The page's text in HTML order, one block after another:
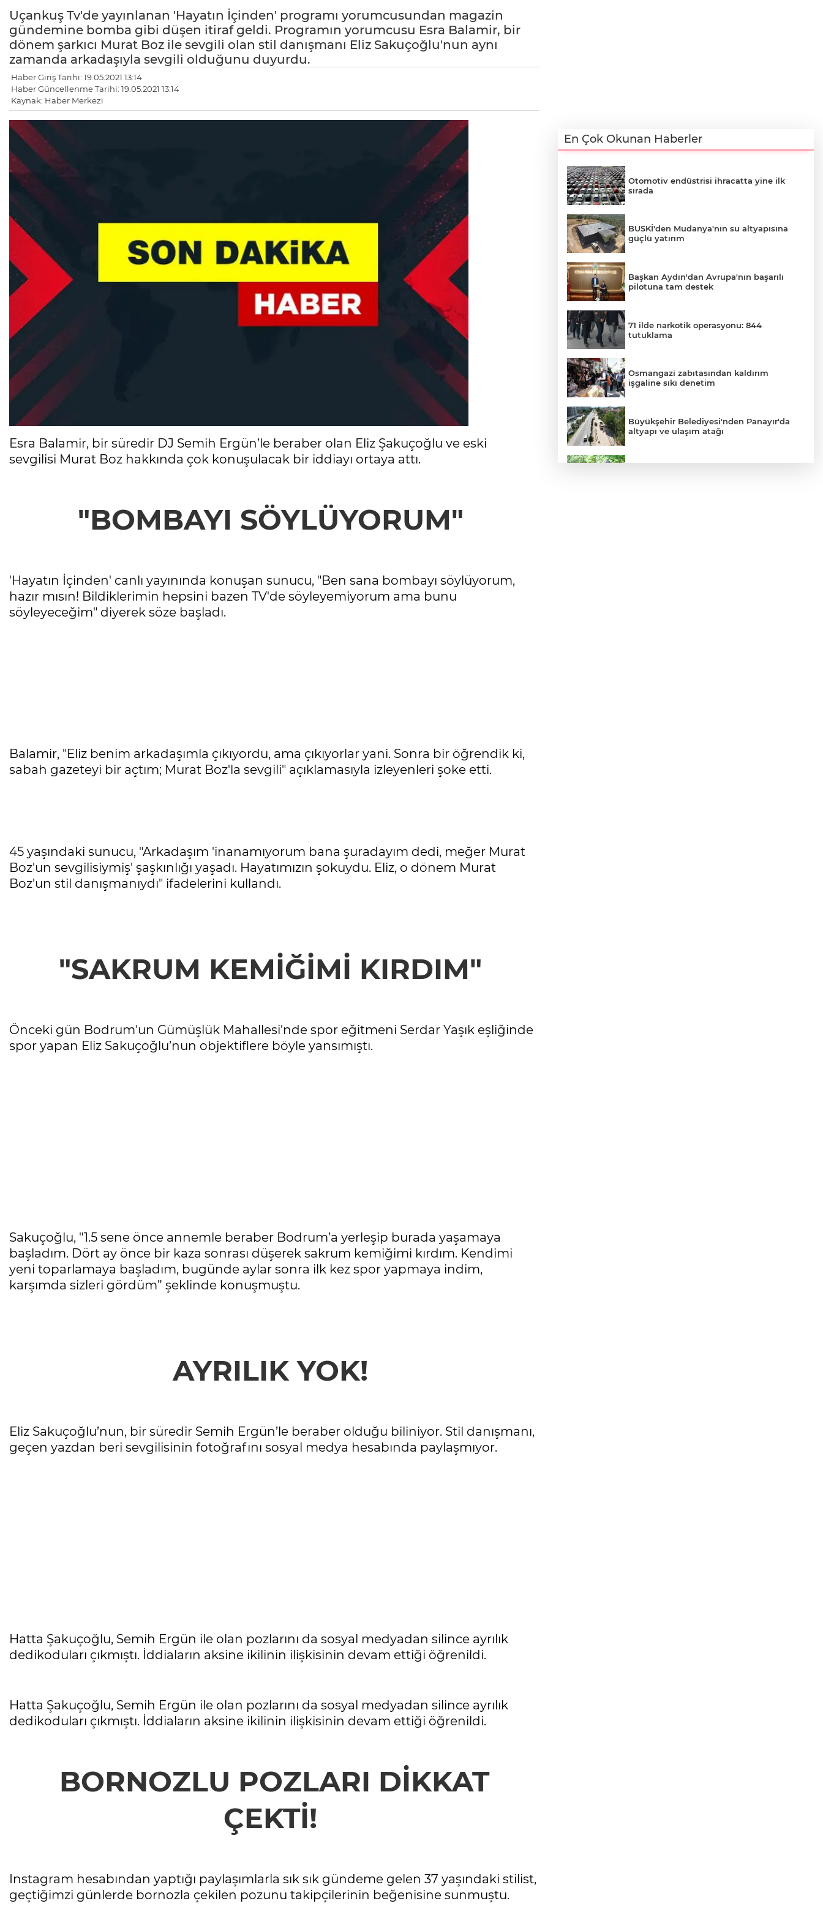
Uçankuş Tv'de yayınlanan 'Hayatın İçinden' programı yorumcusundan magazin
gündemine bomba gibi düşen itiraf geldi. Programın yorumcusu Esra Balamir, bir
dönem şarkıcı Murat Boz ile sevgili olan stil danışmanı Eliz Sakuçoğlu'nun aynı
zamanda arkadaşıyla sevgili olduğunu duyurdu.
Haber Giriş Tarihi: 19.05.2021 13:14
Haber Güncellenme Tarihi: 19.05.2021 13:14
Kaynak: Haber Merkezi
Esra Balamir, bir süredir DJ Semih Ergün’le beraber olan Eliz Şakuçoğlu ve eski
sevgilisi Murat Boz hakkında çok konuşulacak bir iddiayı ortaya attı.
"BOMBAYI SÖYLÜYORUM"
'Hayatın İçinden' canlı yayınında konuşan sunucu, "Ben sana bombayı söylüyorum,
hazır mısın! Bildiklerimin hepsini bazen TV'de söyleyemiyorum ama bunu
söyleyeceğim" diyerek söze başladı.
Balamir, "Eliz benim arkadaşımla çıkıyordu, ama çıkıyorlar yani. Sonra bir öğrendik ki,
sabah gazeteyi bir açtım; Murat Boz'la sevgili" açıklamasıyla izleyenleri şoke etti.
45 yaşındaki sunucu, "Arkadaşım 'inanamıyorum bana şuradayım dedi, meğer Murat
Boz'un sevgilisiymiş' şaşkınlığı yaşadı. Hayatımızın şokuydu. Eliz, o dönem Murat
Boz'un stil danışmanıydı" ifadelerini kullandı.
"SAKRUM KEMİĞİMİ KIRDIM"
Önceki gün Bodrum'un Gümüşlük Mahallesi'nde spor eğitmeni Serdar Yaşık eşliğinde
spor yapan Eliz Sakuçoğlu’nun objektiflere böyle yansımıştı.
Sakuçoğlu, "1.5 sene önce annemle beraber Bodrum’a yerleşip burada yaşamaya
başladım. Dört ay önce bir kaza sonrası düşerek sakrum kemiğimi kırdım. Kendimi
yeni toparlamaya başladım, bugünde aylar sonra ilk kez spor yapmaya indim,
karşımda sizleri gördüm” şeklinde konuşmuştu.
AYRILIK YOK!
Eliz Sakuçoğlu’nun, bir süredir Semih Ergün’le beraber olduğu biliniyor. Stil danışmanı,
geçen yazdan beri sevgilisinin fotoğrafını sosyal medya hesabında paylaşmıyor.
Hatta Şakuçoğlu, Semih Ergün ile olan pozlarını da sosyal medyadan silince ayrılık
dedikoduları çıkmıştı. İddiaların aksine ikilinin ilişkisinin devam ettiği öğrenildi.
Hatta Şakuçoğlu, Semih Ergün ile olan pozlarını da sosyal medyadan silince ayrılık
dedikoduları çıkmıştı. İddiaların aksine ikilinin ilişkisinin devam ettiği öğrenildi.
BORNOZLU POZLARI DİKKAT
ÇEKTİ!
Instagram hesabından yaptığı paylaşımlarla sık sık gündeme gelen 37 yaşındaki stilist,
geçtiğimzi günlerde bornozla çekilen pozunu takipçilerinin beğenisine sunmuştu.
En Çok Okunan Haberler
Otomotiv endüstrisi ihracatta yine ilk
sırada
BUSKİ'den Mudanya'nın su altyapısına
güçlü yatırım
Başkan Aydın'dan Avrupa'nın başarılı
pilotuna tam destek
71 ilde narkotik operasyonu: 844
tutuklama
Osmangazi zabıtasından kaldırım
işgaline sıkı denetim
Büyükşehir Belediyesi'nden Panayır'da
altyapı ve ulaşım atağı